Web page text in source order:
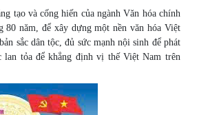
tạo và cống hiến của ngành Văn hóa chính
80 năm, để xây dựng một nền văn hóa Việt
sắc dân tộc, đủ sức mạnh nội sinh để phát
lan tỏa để khẳng định vị thế Việt Nam trên